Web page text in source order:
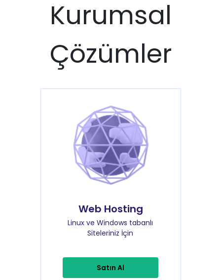
Kurumsal
Çözümler
Web Hosting
Linux ve Windows tabanlı
Siteleriniz İçin
Satın Al